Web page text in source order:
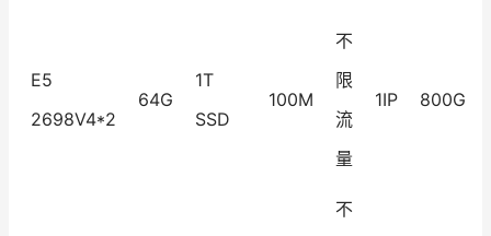
E5
2698V4*2
64G
1T
SSD
100M
不
限
流
量
1IP 800G
不